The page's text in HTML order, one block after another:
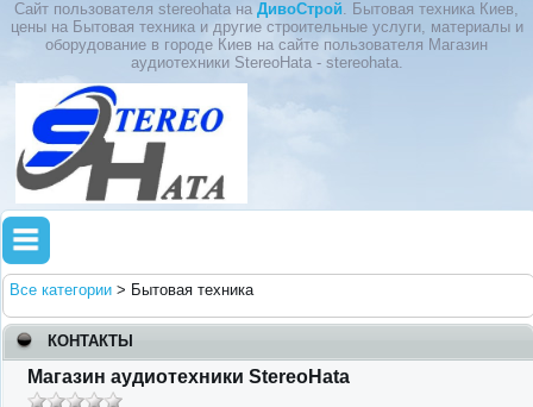
Сайт пользователя stereohata на ДивоСтрой. Бытовая техника Киев,
цены на Бытовая техника и другие строительные услуги, материалы и
оборудование в городе Киев на сайте пользователя Магазин
аудиотехники StereoHata - stereohata.
Все категории > Бытовая техника
КОНТАКТЫ
Магазин аудиотехники StereoHata